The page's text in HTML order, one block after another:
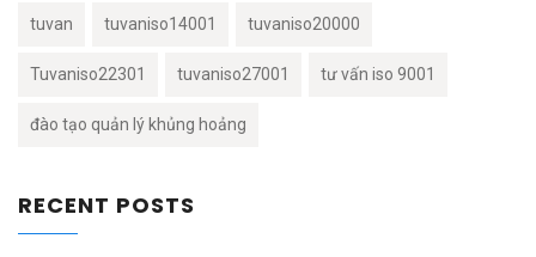
tuvan tuvaniso14001 tuvaniso20000
Tuvaniso22301 tuvaniso27001 tư vấn iso 9001
đào tạo quản lý khủng hoảng
RECENT POSTS